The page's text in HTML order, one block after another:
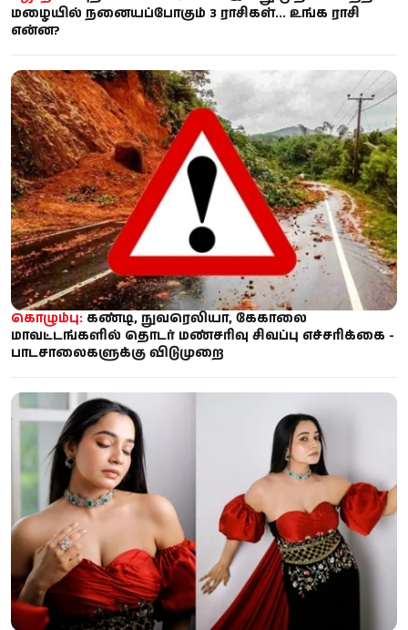
மழையில் நனையப்போகும் 3 ராசிகள்... உங்க ராசி
என்ன?
கொழும்பு: கண்டி, நுவரெலியா, கேகாலை
மாவட்டங்களில் தொடர் மண்சரிவு சிவப்பு எச்சரிக்கை -
பாடசாலைகளுக்கு விடுமுறை